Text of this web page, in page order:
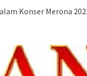
Konser Merona